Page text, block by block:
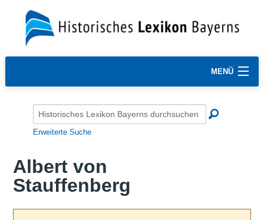
MENÜ
Erweiterte Suche
Albert von
Stauffenberg